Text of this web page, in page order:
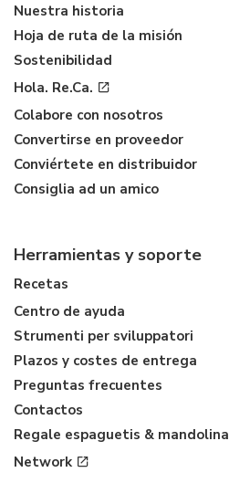
Nuestra historia
Hoja de ruta de la misión
Sostenibilidad
Hola. Re.Ca.
Colabore con nosotros
Convertirse en proveedor
Conviértete en distribuidor
Consiglia ad un amico
Herramientas y soporte
Recetas
Centro de ayuda
Strumenti per sviluppatori
Plazos y costes de entrega
Preguntas frecuentes
Contactos
Regale espaguetis & mandolina
Network